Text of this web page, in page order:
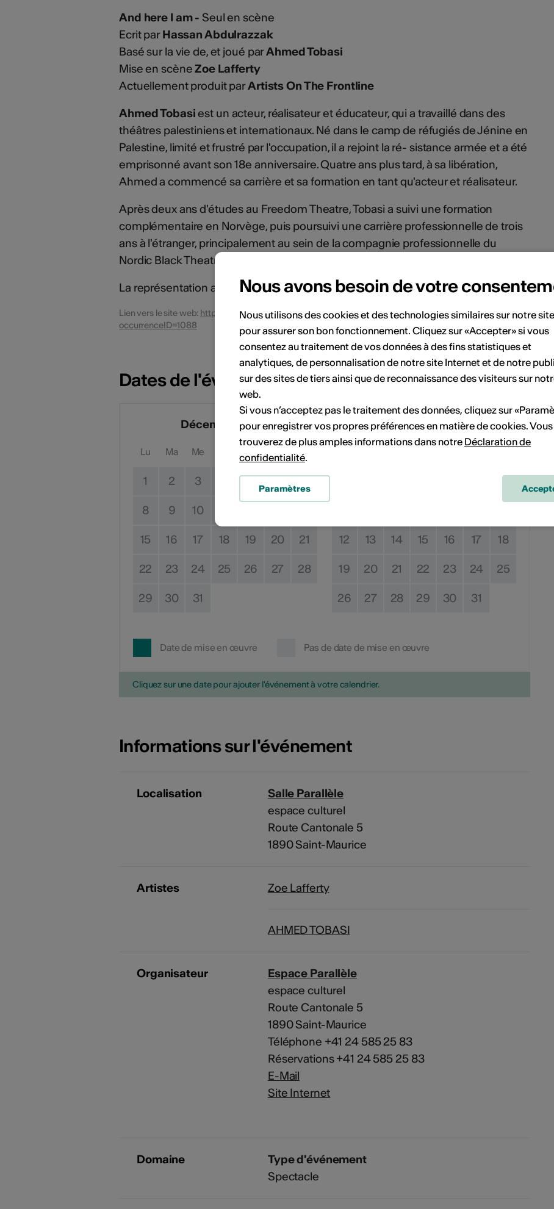
And here I am -Seul en scène
Ecrit parHassan Abdulrazzak
Basé sur la vie de, et joué parAhmed Tobasi
Mise en scèneZoe Lafferty​
Actuellement produit parArtists On The Frontline
Ahmed Tobasiest un acteur, réalisateur et éducateur, qui a travaillé dans des
théâtres palestiniens et internationaux. Né dans le camp de réfugiés de Jénine en
Palestine, limité et frustré par l'occupation, il a rejoint la ré- sistance armée et a été
emprisonné avant son 18e anniversaire. Quatre ans plus tard, à sa libération,
Ahmed a commencé sa carrière et sa formation en tant qu'acteur et réalisateur.
Après deux ans d'études au Freedom Theatre, Tobasi a suivi une formation
complémentaire en Norvège, puis poursuivi une carrière professionnelle de trois
ans à l'étranger, principalement au sein de la compagnie professionnelle du
Nordic Black Theatre.
La représentation a lieu en arabe avec surtitres français.
Lien vers le site web: https://www.espaceparallele.net/index.php/programme/dialogresistance?
occurrenceID=1088
Dates de l'événement
Décembre 2025
Lu Ma Me Sa Di
1 2 3 5 6 7
8 9 10
15 16 17 18 19 20 21
22 23 24 25 26 27 28
29 30 31
Janvier 2026
4
12 13 14 15 16 17 18
19 20 21 22 23 24 25
26 27 28 29 30 31
Date de mise en œuvre Pas de date de mise en œuvre
Cliquez sur une date pour ajouter l'événement à votre calendrier.
Informations sur l'événement
Localisation
Salle Parallèle
espace culturel
Route Cantonale 5
1890 Saint-Maurice
Artistes Zoe Lafferty​
AHMED TOBASI
Organisateur
Espace Parallèle
espace culturel
Route Cantonale 5
1890 Saint-Maurice
Téléphone +41 24 585 25 83
Réservations +41 24 585 25 83
E-Mail
Site Internet
Domaine
Type d'événement
Spectacle
Nous avons besoin de votre
Nous utilisons des cookies et des technologies similaires sur notre
pour assurer son bon fonctionnement. Cliquez sur «Accepter» si vous
consentez au traitement de vos données à des fins statistiques et
analytiques, de personnalisation de notre site Internet et de notre
sur des sites de tiers ainsi que de reconnaissance des visiteurs sur
web.
Si vous n’acceptez pas le traitement des données, cliquez sur
pour enregistrer vos propres préférences en matière de cookies. Vous
trouverez de plus amples informations dans notre Déclaration de
confidentialité.
Paramètres